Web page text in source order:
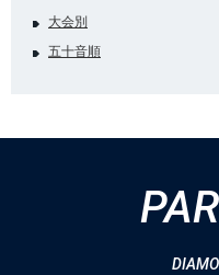
大会別
五十音順